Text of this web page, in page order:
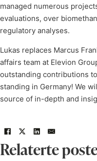
managed numerous
evaluations, over
regulatory analyses.
Lukas replaces Marcus
affairs team at Elevion
outstanding contributions to
standing in Germany! We
source of in-depth and
Relaterte